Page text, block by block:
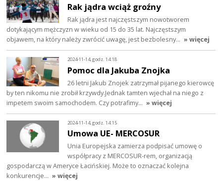
Rak jądra wciąż groźny
Rak jądra jest najczęstszym nowotworem
dotykającym mężczyzn w wieku od 15 do 35 lat. Najczęstszym
objawem, na który należy zwrócić uwagę, jest bezbolesny… » więcej
2024-11-14, godz. 14:18
Pomoc dla Jakuba Znojka
26 letni Jakub Znojek zatrzymał pijanego kierowcę
by ten nikomu nie zrobił krzywdy.Jednak tamten wjechał na niego z
impetem swoim samochodem. Czy potrafimy… » więcej
2024-11-14, godz. 14:15
Umowa UE- MERCOSUR
Unia Europejska zamierza podpisać umowę o
współpracy z MERCOSUR-rem, organizacją
gospodarczą w Ameryce Łacińskiej. Może to oznaczać kolejna
konkurencje… » więcej